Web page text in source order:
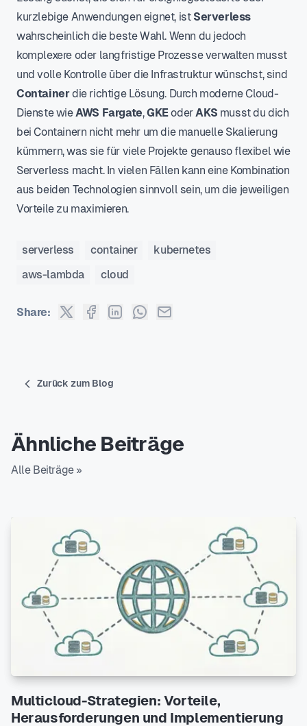
kurzlebige Anwendungen eignet, ist Serverless
wahrscheinlich die beste Wahl. Wenn du jedoch
komplexere oder langfristige Prozesse verwalten musst
und volle Kontrolle über die Infrastruktur wünschst, sind
Containerdie richtige Lösung. Durch moderne Cloud-
Dienste wie AWS Fargate,GKEoder AKS musst du dich
bei Containern nicht mehr um die manuelle Skalierung
kümmern, was sie für viele Projekte genauso flexibel wie
Serverless macht. In vielen Fällen kann eine Kombination
aus beiden Technologien sinnvoll sein, um die jeweiligen
Vorteile zu maximieren.
serverless container
kubernetes
aws-lambda
cloud
Share:
Zurück zum Blog
Ähnliche Beiträge
Alle Beiträge »
Multicloud-Strategien: Vorteile,
Herausforderungen und Implementierung